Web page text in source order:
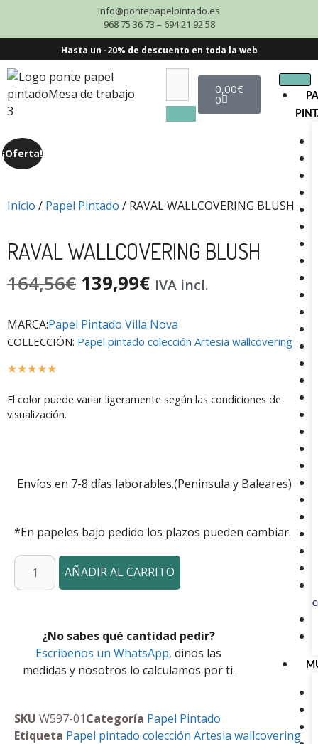
info@pontepapelpintado.es
968 75 36 73 – 694 21 92 58
Hasta un -20% de descuento en toda la web
0,00€
0
¡Oferta!
Inicio / Papel Pintado / RAVAL WALLCOVERING BLUSH
RAVAL WALLCOVERING BLUSH
164,56€ 139,99€ IVA incl.
MARCA:Papel Pintado Villa Nova
COLLECCIÓN: Papel pintado colección Artesia wallcovering
☆☆☆☆☆
El color puede variar ligeramente según las condiciones de
visualización.
Envíos en 7-8 días laborables.(Peninsula y Baleares)
*En papeles bajo pedido los plazos pueden cambiar.
AÑADIR AL CARRITO
¿No sabes qué cantidad pedir?
Escríbenos un WhatsApp, dinos las
medidas y nosotros lo calculamos por ti.
SKU W597-01Categoría Papel Pintado
Etiqueta Papel pintado colección Artesia wallcovering